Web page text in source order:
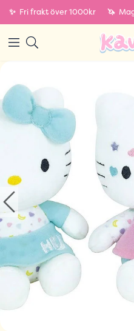
✨ Fri frakt över 1000kr 🦄